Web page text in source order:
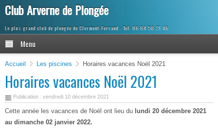
Club Arverne de Plongée
Le plus grand club de plongée de Clermont-Ferrand
Menu
Accueil Les piscines Horaires vacances Noël 2021
Horaires vacances Noël 2021
Publication : vendredi 10 décembre 2021
Cette année les vacances de Noël ont lieu du lundi 20 décembre 2021
au dimanche 02 janvier 2022.